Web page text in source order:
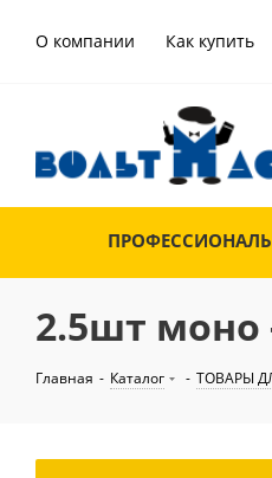
О компании Как купить
2.5шт моно
Главная - Каталог - ТОВАРЫ